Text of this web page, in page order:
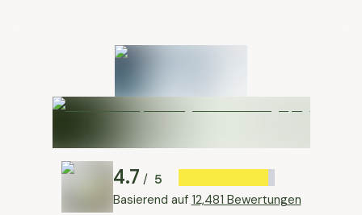
4.7 / 5
Basierend auf 12,481 Bewertungen